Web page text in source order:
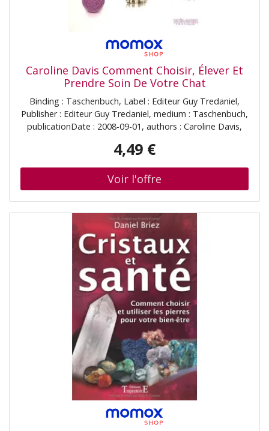
Caroline Davis Comment Choisir, Élever Et
Prendre Soin De Votre Chat
Binding : Taschenbuch, Label : Editeur Guy Tredaniel,
Publisher : Editeur Guy Tredaniel, medium : Taschenbuch,
publicationDate : 2008-09-01, authors : Caroline Davis,
4,49 €